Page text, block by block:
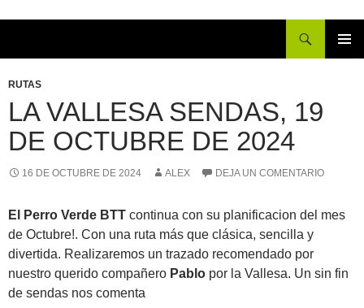
CONTENIDO
RUTAS
LA VALLESA SENDAS, 19
DE OCTUBRE DE 2024
16 DE OCTUBRE DE 2024 ALEX DEJA UN COMENTARIO
El Perro Verde BTT continua con su planificacion del mes
de Octubre!. Con una ruta más que clásica, sencilla y
divertida. Realizaremos un trazado recomendado por
nuestro querido compañero Pablo por la Vallesa. Un sin fin
de sendas nos comenta